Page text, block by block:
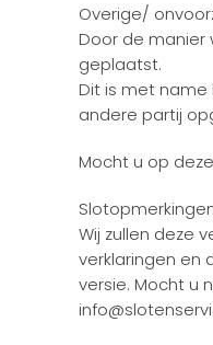
Overige/
Door de manier
geplaatst.
Dit is met
andere partij
Mocht u op
Wij zullen deze
verklaringen en
versie. Mocht u